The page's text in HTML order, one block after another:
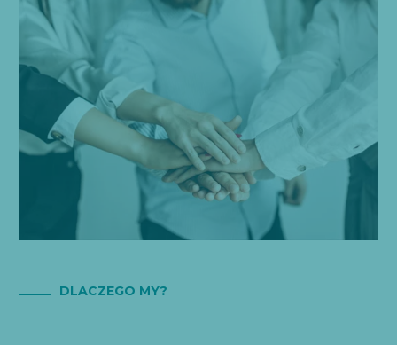
DLACZEGO MY?